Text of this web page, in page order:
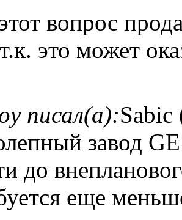
вопрос
это может
писал(а):Sabic
завод
до
еще